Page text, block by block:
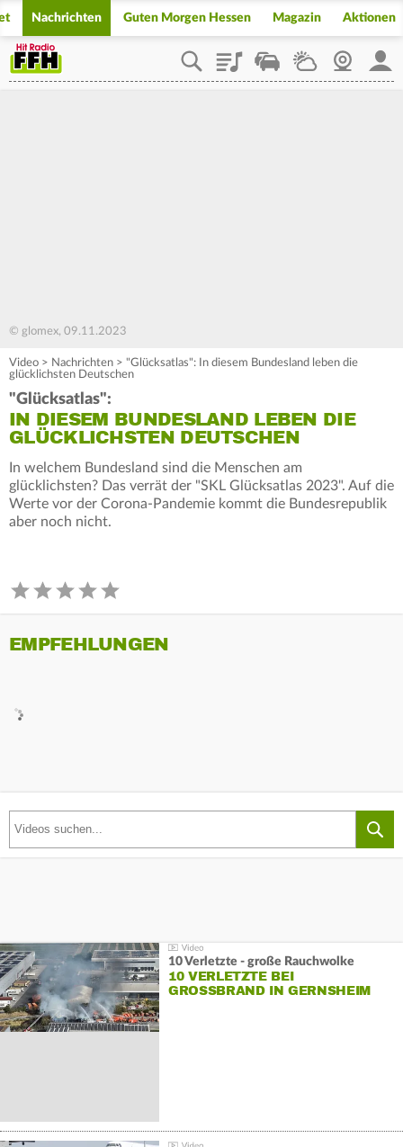
Nachrichten Guten Morgen Hessen Magazin Aktionen
PlaylistStaupilotWetterWebcam
© glomex, 09.11.2023
Video > Nachrichten > "Glücksatlas": In diesem Bundesland leben die
glücklichsten Deutschen
"Glücksatlas":
IN DIESEM BUNDESLAND LEBEN DIE
GLÜCKLICHSTEN DEUTSCHEN
In welchem Bundesland sind die Menschen am
glücklichsten? Das verrät der "SKL Glücksatlas 2023". Auf die
Werte vor der Corona-Pandemie kommt die Bundesrepublik
aber noch nicht.
EMPFEHLUNGEN
10 Verletzte - große Rauchwolke
10 VERLETZTE BEI
GROSSBRAND IN GERNSHEIM